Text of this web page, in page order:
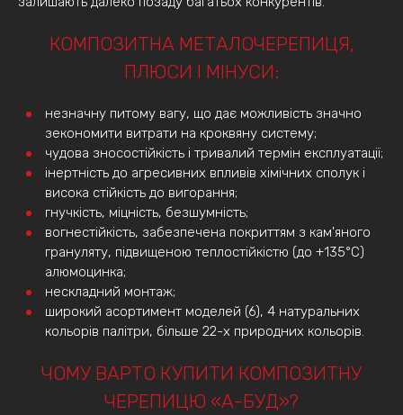
КОМПОЗИТНА МЕТАЛОЧЕРЕПИЦЯ,
ПЛЮСИ І МІНУСИ:
незначну питому вагу, що дає можливість значно
зекономити витрати на кроквяну систему;
чудова зносостійкість і тривалий термін експлуатації;
інертність до агресивних впливів хімічних сполук і
висока стійкість до вигорання;
гнучкість, міцність, безшумність;
вогнестійкість, забезпечена покриттям з кам'яного
грануляту, підвищеною теплостійкістю (до +135°C)
алюмоцинка;
нескладний монтаж;
широкий асортимент моделей (6), 4 натуральних
кольорів палітри, більше 22-х природних кольорів.
ЧОМУ ВАРТО КУПИТИ КОМПОЗИТНУ
ЧЕРЕПИЦЮ «А-БУД»?